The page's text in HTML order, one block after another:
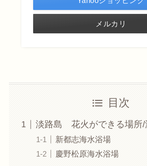
メルカリ
目次
淡路島 花火ができる場所/
新都志海水浴場
慶野松原海水浴場